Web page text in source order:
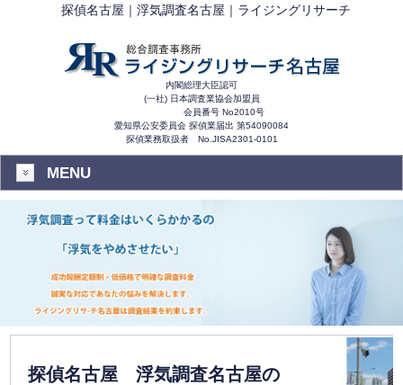
探偵名古屋｜浮気調査名古屋｜ライジングリサーチ
内閣総理大臣認可
(一社) 日本調査業協会加盟員
会員番号 No2010号
愛知県公安委員会 探偵業届出 第54090084
探偵業務取扱者 No.JISA2301-0101
MENU
探偵名古屋 浮気調査名古屋の